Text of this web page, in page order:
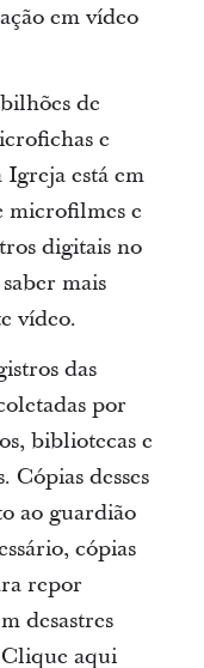
em vídeo
de
e
está em
microfilmes e
digitais no
mais
vídeo.
das
por
bibliotecas e
Cópias desses
ao guardião
cópias
repor
desastres
aqui